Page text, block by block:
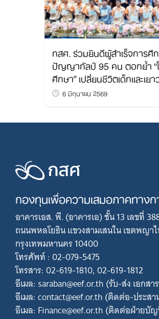
กสศ. ร่วมยินดีผู้สำเร็จการศึ
ปัญญากัลป์ 95 คน ตอกย้ำ “
ศึกษา” เปลี่ยนชีวิตเด็กและเย
6 มิถุนายน 2569
กองทุนเพื่อความเสมอภาคทาง
อาคารเอส. พี. (อาคารเอ) ชั้น 13 เลขที่
ถนนพหลโยธิน แขวงสามเสนใน เขตพญา
กรุงเทพมหานคร 10400
โทรศัพท์ : 02-079-5475
โทรสาร: 02-619-1810, 02-619-1812
อีเมล: saraban@eef.or.th (รับ-ส่ง เอกสา
อีเมล: contact@eef.or.th (ติดต่อ-ประสา
อีเมล: Finance@eef.or.th (ติดต่อฝ่ายบั